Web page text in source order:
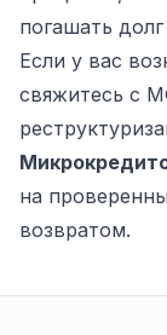
погашать
Если у вас
свяжитесь с
на
возвратом.